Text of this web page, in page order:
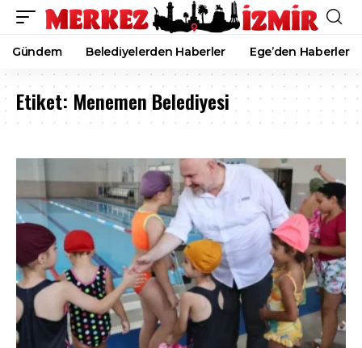
Gündem Belediyelerden Haberler Ege’den Haberler
Etiket: Menemen Belediyesi